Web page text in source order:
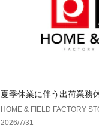
夏季休業に伴う出荷業務
HOME & FIELD FACTORY
2026/7/31